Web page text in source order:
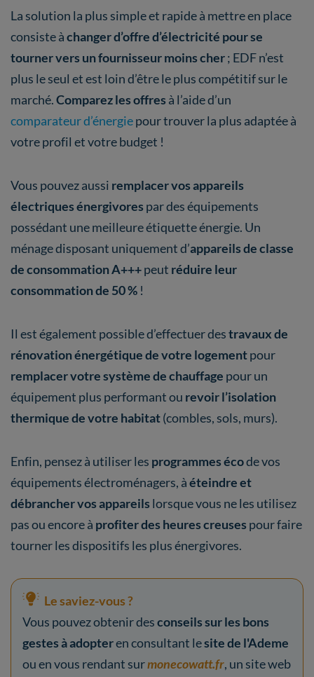
La solution la plus simple et rapide à mettre en place
consiste àchanger d’offre d’électricité pour se
tourner vers un fournisseur moins cher; EDF n’est
plus le seul et est loin d’être le plus compétitif sur le
marché.Comparez les offres à l’aide d’un
comparateur d’énergiepour trouver la plus adaptée à
votre profil et votre budget !
Vous pouvez aussi remplacer vos appareils
électriques énergivores par des équipements
possédant une meilleure étiquette énergie. Un
ménage disposant uniquement d’appareils de classe
de consommation A+++peut réduire leur
consommation de 50 % !
Il est également possible d’effectuer destravaux de
rénovation énergétique de votre logementpour
remplacer votre système de chauffage pour un
équipement plus performant ou revoir l’isolation
thermique de votre habitat(combles, sols, murs).
Enfin, pensez à utiliser les programmes écode vos
équipements électroménagers, àéteindre et
débrancher vos appareils lorsque vous ne les utilisez
pas ou encore à profiter des heures creuses pour faire
tourner les dispositifs les plus énergivores.
Le saviez-vous ?
Vous pouvez obtenir desconseils sur les bons
gestes à adopteren consultant lesite de l'Ademe
ou en vous rendant surmonecowatt.fr, un site web